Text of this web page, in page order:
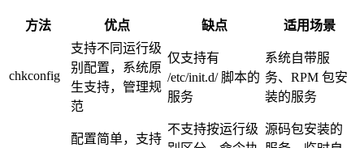
方法 优点 缺点 适用场景
chkconfig
支持不同运行级
别配置，系统原
生支持，管理规
范
仅支持有
/etc/init.d/ 脚本的
服务
系统自带服
务、RPM 包安
装的服务
配置简单，支持
不支持按运行级 源码包安装的